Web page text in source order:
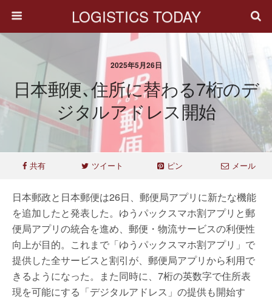
LOGISTICS TODAY
2025年5月26日
日本郵便､住所に替わる7桁のデ
ジタルアドレス開始
共有 ツイート ピン メール
日本郵政と日本郵便は26日、郵便局アプリに新たな機能
を追加したと発表した。ゆうパックスマホ割アプリと郵
便局アプリの統合を進め、郵便・物流サービスの利便性
向上が目的。これまで「ゆうパックスマホ割アプリ」で
提供した全サービスと割引が、郵便局アプリから利用で
きるようになった。また同時に、7桁の英数字で住所表
現を可能にする「デジタルアドレス」の提供も開始す